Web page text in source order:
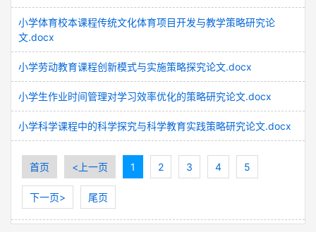
小学体育校本课程传统文化体育项目开发与教学策略研究论
文.docx
小学劳动教育课程创新模式与实施策略探究论文.docx
小学生作业时间管理对学习效率优化的策略研究论文.docx
小学科学课程中的科学探究与科学教育实践策略研究论文.docx
首页 <上一页 1 2 3 4 5
下一页> 尾页